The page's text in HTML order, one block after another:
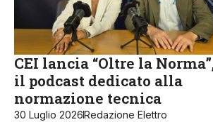
CEI lancia “Oltre la
il podcast dedicato alla
normazione tecnica
30 Luglio 2026Redazione Elettro